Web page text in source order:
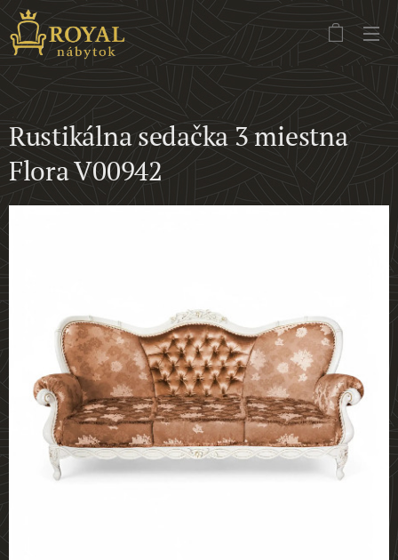
Rustikálna sedačka 3 miestna
Flora V00942